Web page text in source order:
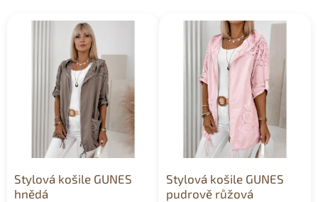
Stylová košile GUNES
hnědá
Stylová košile GUNES
pudrově růžová